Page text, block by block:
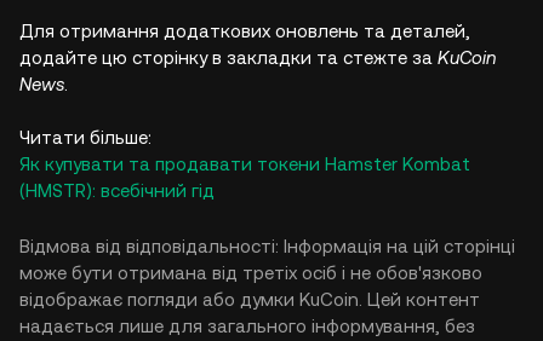
Для отримання додаткових оновлень та деталей,
додайте цю сторінку в закладки та стежте за KuCoin
News
Читати більше:
Як купувати та продавати токени Hamster Kombat
(HMSTR): всебічний гід
Відмова від відповідальності: Інформація на цій сторінці
може бути отримана від третіх осіб і не обов'язково
відображає погляди або думки KuCoin. Цей контент
надається лише для загального інформування, без